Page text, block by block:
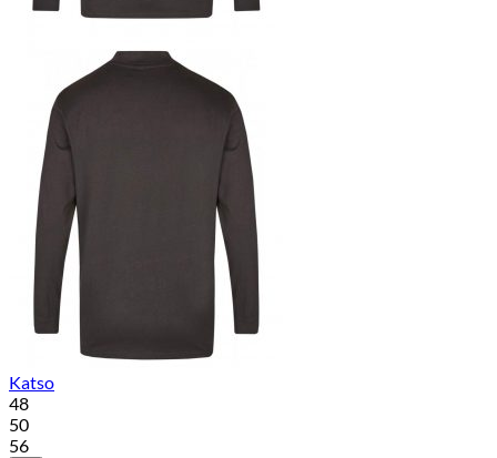
Katso
48
50
56